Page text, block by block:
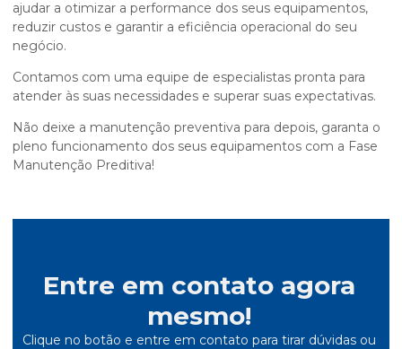
ajudar a otimizar a performance dos seus equipamentos,
reduzir custos e garantir a eficiência operacional do seu
negócio.
Contamos com uma equipe de especialistas pronta para
atender às suas necessidades e superar suas expectativas.
Não deixe a manutenção preventiva para depois, garanta o
pleno funcionamento dos seus equipamentos com a Fase
Manutenção Preditiva!
Entre em contato agora
mesmo!
Clique no botão e entre em contato para tirar dúvidas ou